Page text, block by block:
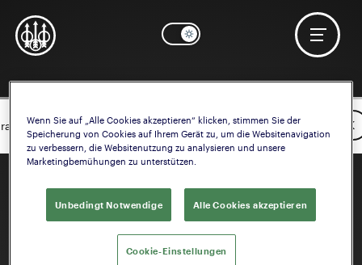
Sie Hilfe? Starten Sie die Konfiguration der Schaft OK
Wenn Sie auf „Alle Cookies akzeptieren“ klicken, stimmen Sie der
Speicherung von Cookies auf Ihrem Gerät zu, um die Websitenavigation
zu verbessern, die Websitenutzung zu analysieren und unsere
Marketingbemühungen zu unterstützen.
Unbedingt Notwendige Alle Cookies akzeptieren
Cookie-Einstellungen